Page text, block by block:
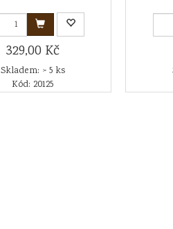
329,00 Kč
Skladem: > 5 ks
Kód: 20125